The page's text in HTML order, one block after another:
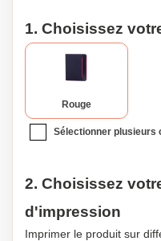
1. Choisissez
Rouge
Sélectionner plusieurs
2. Choisissez
d'impression
Imprimer le produit sur